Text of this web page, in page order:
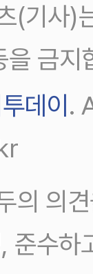
(기사)
금지
데이.
의 의
준수하